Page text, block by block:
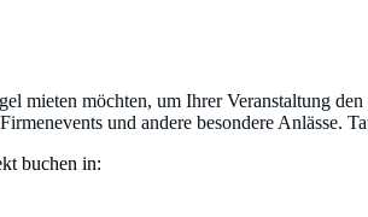
mieten möchten, um Ihrer Veranstaltung
und andere besondere Anlässe.
buchen in: